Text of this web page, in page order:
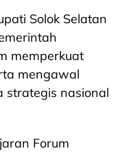
Solok Selatan
memperkuat
mengawal
strategis nasional
Forum